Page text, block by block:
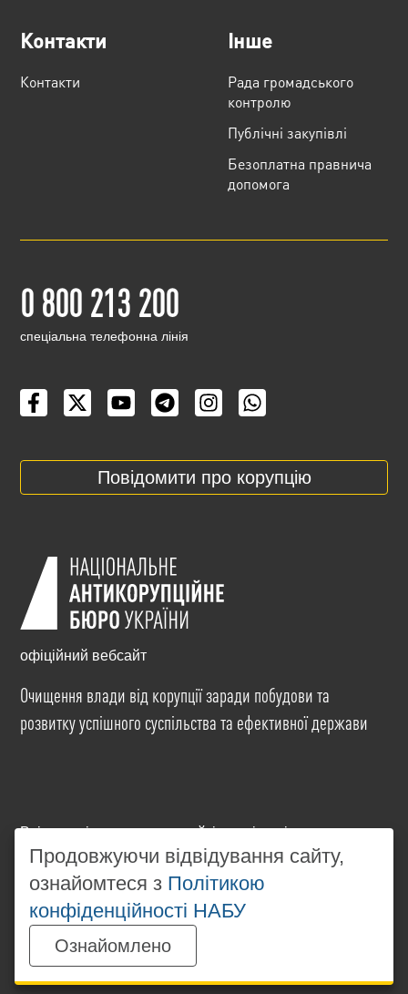
Контакти
Контакти
Інше
Рада громадського
контролю
Публічні закупівлі
Безоплатна правнича
допомога
0 800 213 200
cпеціальна телефонна лінія
Повідомити про корупцію
офіційний вебсайт
Очищення влади від корупції заради побудови та
розвитку успішного суспільства та ефективної держави
Всі матеріали на цьому сайті розміщені на умовах
ліцензіїCreative Commons Attribution-NonCommercial-
NoDerivatives 4.0 International. Використання будь-
яких матеріалів, розміщених на сайті, дозволяється
за умови посилання наwww.nabu.gov.ua
незалежності від повного або часткового
використання матеріалів.
Продовжуючи відвідування сайту,
ознайомтеся з Політикою
конфіденційності НАБУ
Ознайомлено